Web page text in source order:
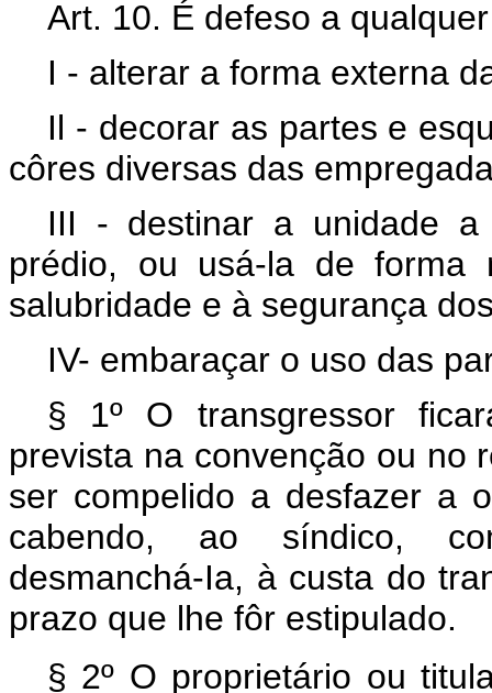
Art. 10. É defeso a
I - alterar a forma externa
Il - decorar as partes e
côres diversas das
III - destinar a unidade a
prédio, ou usá-la de forma
salubridade e à segurança
IV- embaraçar o uso das
§ 1º O transgressor
prevista na convenção ou no
ser compelido a desfazer a
cabendo, ao síndico,
desmanchá-Ia, à custa do
prazo que lhe fôr estipulado.
§ 2º O proprietário ou